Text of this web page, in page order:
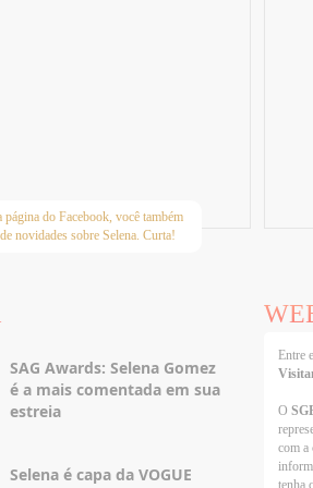
página do Facebook, você também
novidades sobre Selena. Curta!
SAG Awards: Selena Gomez
é a mais comentada em sua
estreia
Selena é capa da VOGUE
Entre
O
com a
tenha